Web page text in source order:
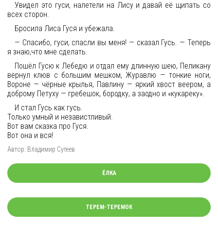
Увидел это гуси, налетели на Лису и давай её щипать со
всех сторон.
Бросила Лиса Гуся и убежала.
— Спасибо, гуси, спасли вы меня! — сказал Гусь. — Теперь
я знаю,что мне сделать.
Пошёл Гусю к Лебедю и отдал ему длинную шею, Пеликану
вернул клюв с большим мешком, Журавлю — тонкие ноги,
Вороне — чёрные крылья, Павлину — яркий хвост веером, а
доброму Петуху — гребешок, бородку, а заодно и «кукареку».
И стал Гусь как гусь.
Только умный и независтливый.
Вот вам сказка про Гуся.
Вот она и вся!
Автор: Владимир Сутеев
ЁЛКА
ТЕРЕМ-ТЕРЕМОК